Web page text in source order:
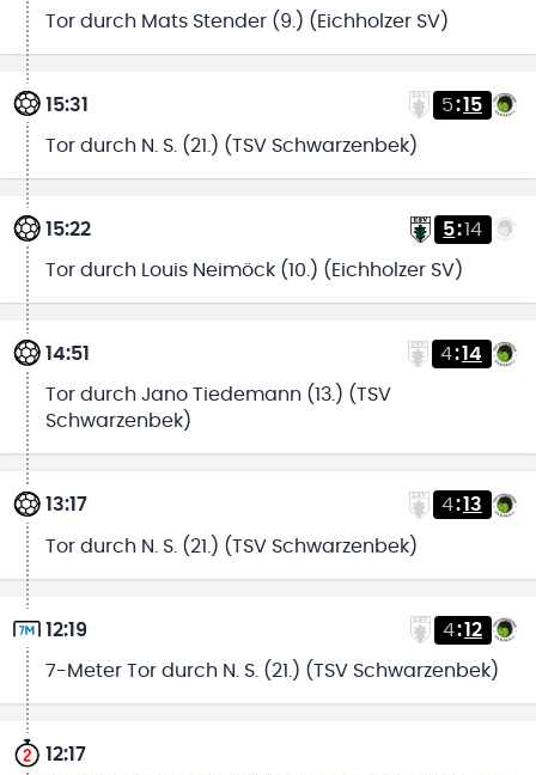
Tor durch Mats Stender (9.) (Eichholzer SV)
15:31 5:15
Tor durch N. S. (21.) (TSV Schwarzenbek)
15:22 5:14
Tor durch Louis Neimöck (10.) (Eichholzer SV)
14:51 4:14
Tor durch Jano Tiedemann (13.) (TSV
Schwarzenbek)
13:17 4:13
Tor durch N. S. (21.) (TSV Schwarzenbek)
12:19 4:12
7-Meter Tor durch N. S. (21.) (TSV Schwarzenbek)
12:17